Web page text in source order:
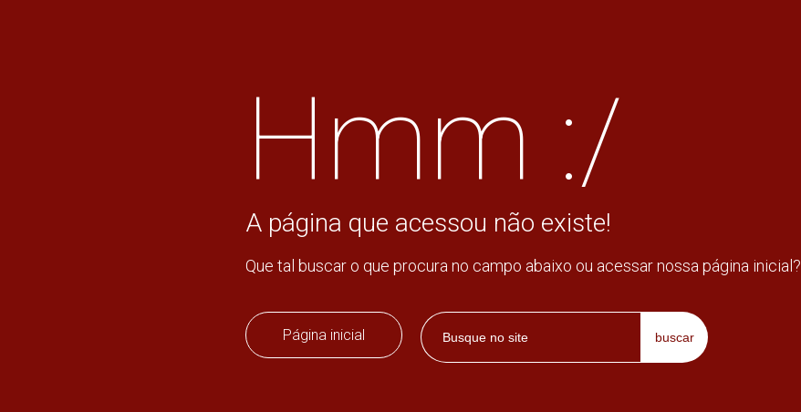
Hmm :/
A página que acessou não existe!
Que tal buscar o que procura no campo abaixo ou acessar nossa página inicial?
Página inicial